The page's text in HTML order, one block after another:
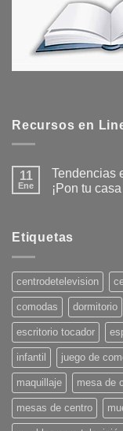
Recursos en
11
Ene
Tendencias
¡Pon tu
en
Tendencias
para
el
Verano
2025:
¡Pon
tu
casa
en
onda!
Etiquetas
centrodetelevision
comodas dormitorio
escritorio tocador
infantil juego de
maquillaje mesa de
mesas de centro